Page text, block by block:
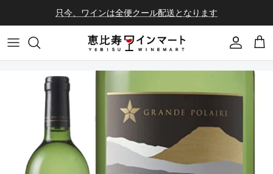
コンテンツへスキップ只今、ワインは全便クール配送となります
会員登
カ